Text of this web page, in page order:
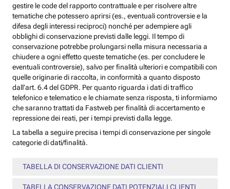
gestire le code del rapporto contrattuale e per risolvere altre
tematiche che potessero aprirsi (es., eventuali controversie e la
difesa degli interessi reciproci) nonché per adempiere agli
obblighi di conservazione previsti dalle leggi. Il tempo di
conservazione potrebbe prolungarsi nella misura necessaria a
chiudere a ogni effetto queste tematiche (es. per concludere le
eventuali controversie), salvo per finalità ulteriori e compatibili con
quelle originarie di raccolta, in conformità a quanto disposto
dall’art. 6.4 del GDPR. Per quanto riguarda i dati di traffico
telefonico e telematico e le chiamate senza risposta, ti informiamo
che saranno trattati da Fastweb per finalità di accertamento e
repressione dei reati, per i tempi previsti dalla legge.
La tabella a seguire precisa i tempi di conservazione per singole
categorie di dati/finalità.
TABELLA DI CONSERVAZIONE DATI CLIENTI
TABELLA CONSERVAZIONE DATI POTENZIALI CLIENTI